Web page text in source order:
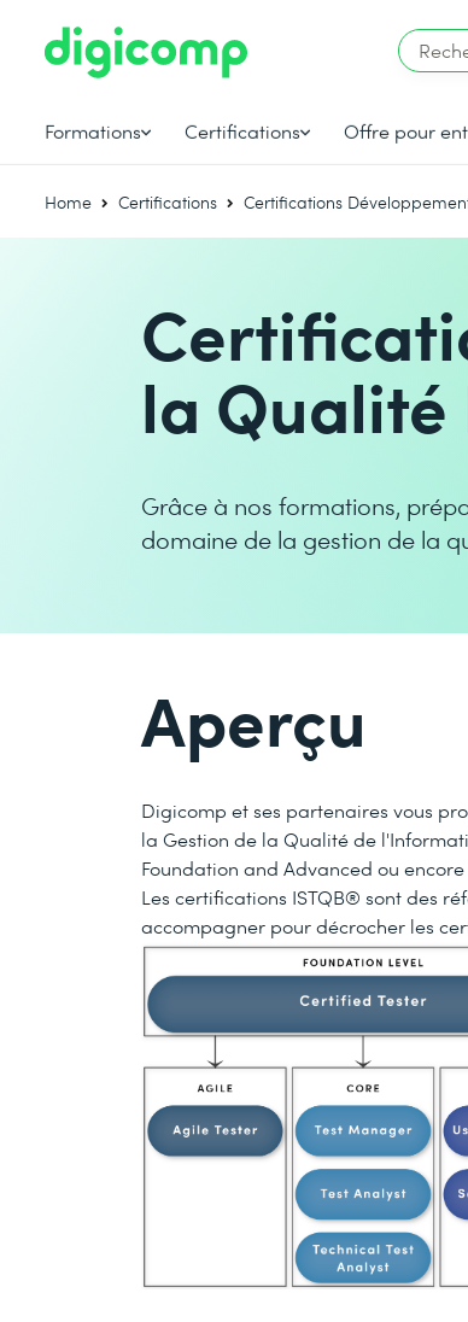
Formations Certifications Offre pour
Home Certifications Certifications
la Qualité
Grâce à nos formations,
domaine de la gestion de la
Aperçu
Digicomp et ses partenaires vous
la Gestion de la Qualité de
Foundation and Advanced ou encore
Les certifications ISTQB® sont des
accompagner pour décrocher les